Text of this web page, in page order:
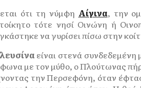
ότι τη νύμφη Αίγινα, την
τότε νησί Οινώνη ή
να γυρίσει πίσω στην
είναι στενά
με τον μύθο, ο Πλούτωνας
την Περσεφόνη, όταν